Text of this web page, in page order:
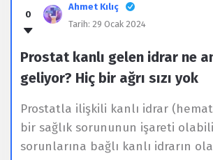
0
Ahmet Kılıç
Tarih: 29 Ocak 2024
Prostat kanlı gelen idrar ne
geliyor? Hiç bir ağrı sızı yok
Prostatla ilişkili kanlı idrar
bir sağlık sorununun işareti
sorunlarına bağlı kanlı idrarın